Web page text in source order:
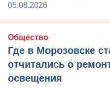
05.08.2026
Общество
Где в Морозовске
отчитались о
освещения